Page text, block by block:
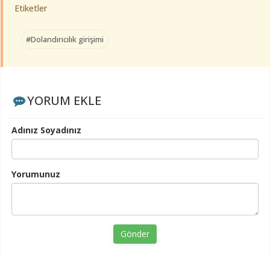
Etiketler
#Dolandırıcılık girişimi
YORUM EKLE
Adınız Soyadınız
Yorumunuz
Gönder